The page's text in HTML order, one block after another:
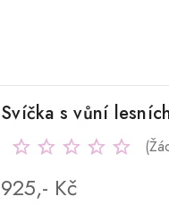
Svíčka s vůní
925,- Kč